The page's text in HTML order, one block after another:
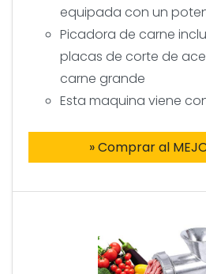
equipada con un
Picadora de carne
placas de corte de
carne grande
Esta maquina viene
» Comprar al